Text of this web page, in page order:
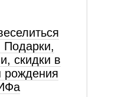
Подарки,
скидки в
рождения